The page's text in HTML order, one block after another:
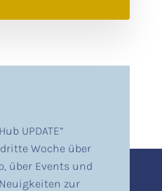
UPDATE”
Woche über
über Events und
zur